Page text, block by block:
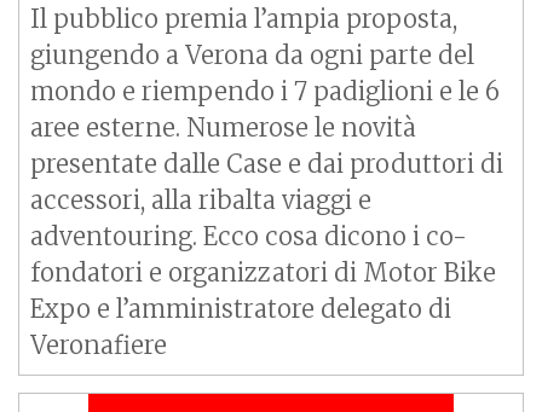
Il pubblico premia l’ampia proposta,
giungendo a Verona da ogni parte del
mondo e riempendo i 7 padiglioni e le 6
aree esterne. Numerose le novità
presentate dalle Case e dai produttori di
accessori, alla ribalta viaggi e
adventouring. Ecco cosa dicono i co-
fondatori e organizzatori di Motor Bike
Expo e l’amministratore delegato di
Veronafiere